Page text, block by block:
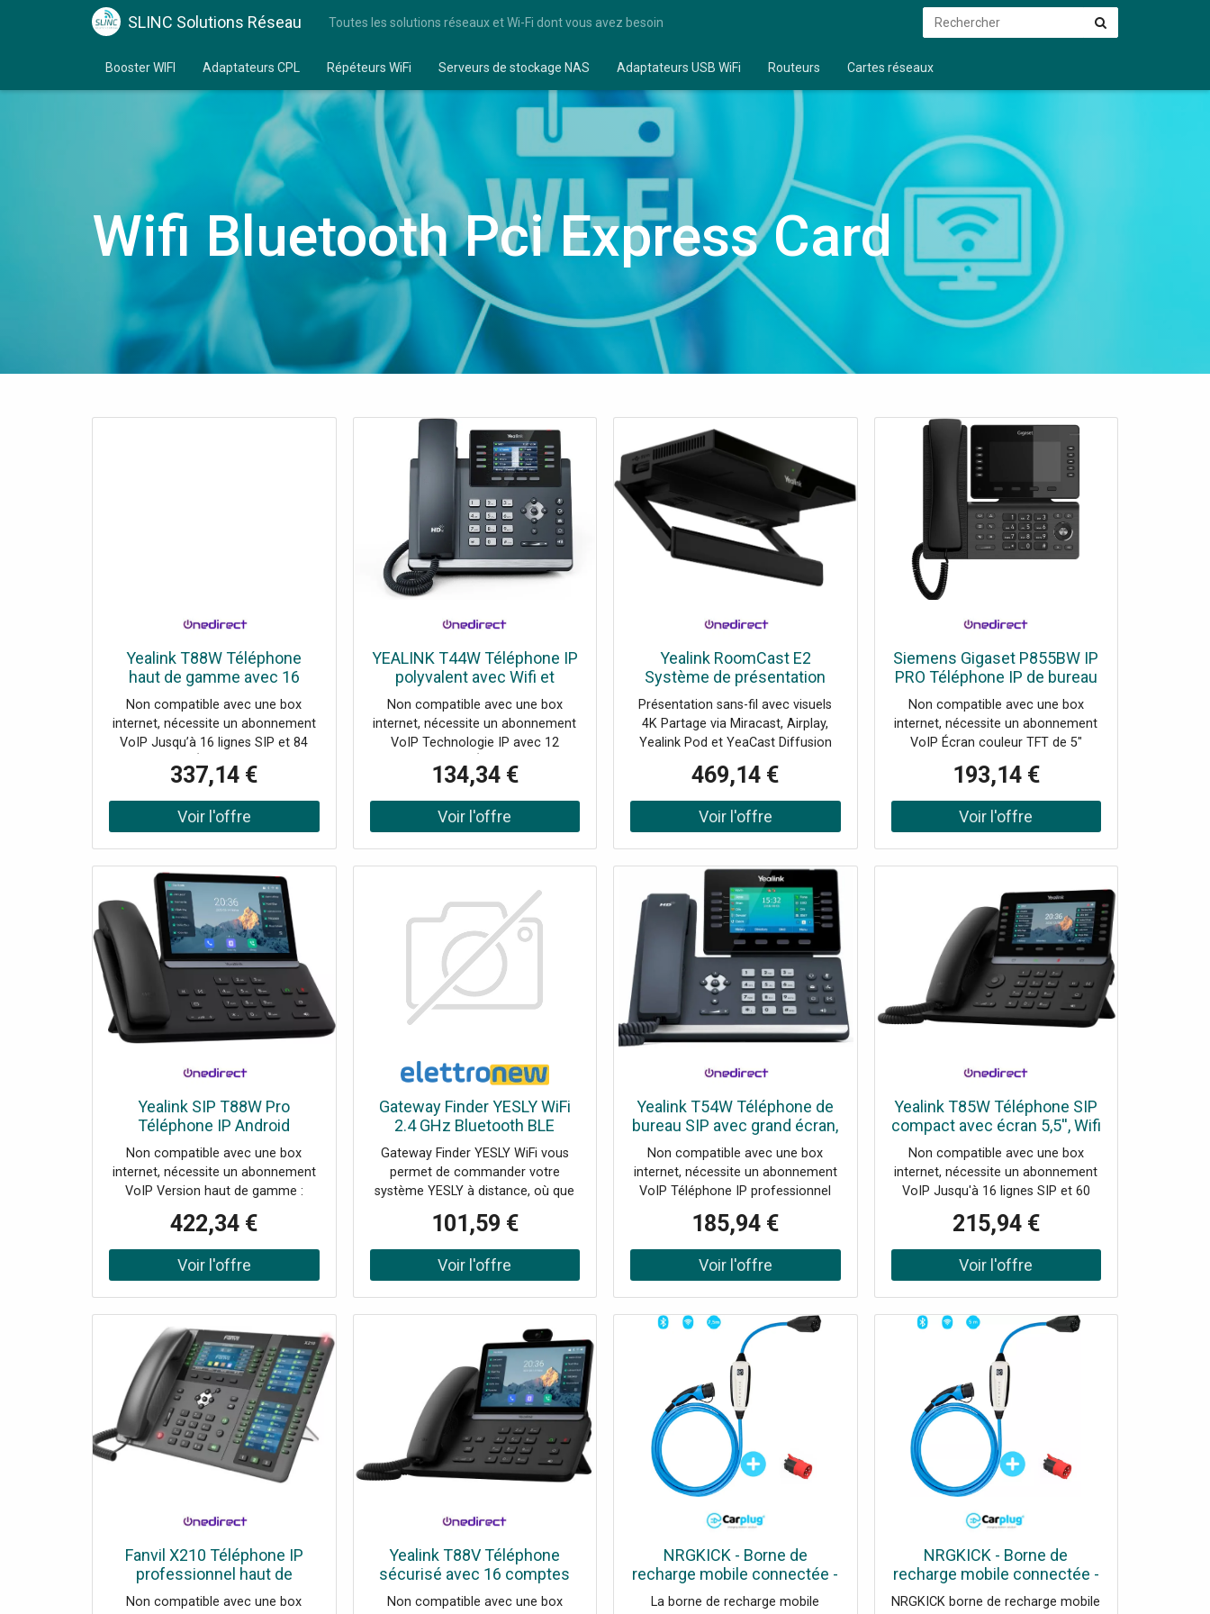
SLINC Solutions Réseau Toutes les solutions réseaux et Wi-Fi dont vous avez besoin Rechercher Rechercher
Booster WIFI Adaptateurs CPL Répéteurs WiFi Serveurs de stockage NAS Adaptateurs USB WiFi Routeurs Cartes réseaux
Wifi Bluetooth Pci Express Card
Yealink T88W Téléphone
haut de gamme avec 16
comptes SIP, Wifi 6,
Bluetooth et audio IA, pensé
pour la productivité et la
sécurité.
Non compatible avec une box
internet, nécessite un abonnement
VoIP Jusqu’à 16 lignes SIP et 84
7’’ (17,7cm) Haut-parleur 3W
Suppression de bruit par IA et
Acoustic Shield Conférences
locales jusqu’à 10 participants Wifi
intégrés Sécurité avancée : triple
anneau (appareil, réseau,
transmission) Design robuste et
antimicrobien : supporte l'usage
intensif
337,14 €
YEALINK T44W Téléphone IP
polyvalent avec Wifi et
Bluetooth pour des
communications
professionnelles toujours
claires.
Non compatible avec une box
internet, nécessite un abonnement
VoIP Technologie IP avec 12
rétroéclairé de 2,8'' Technologie de
Voix HD Optima pour des appels
clairs 2 ports Gigabit Ethernet
Bluetooth 4.2 : ajoutez un casque
modules d'extension
134,34 €
Yealink RoomCast E2
Système de présentation
sans-fil pour salles de
réunions modernes avec
connexions Bluetooth 5, Wifi
6 et multiples options de
Présentation sans-fil avec visuels
4K Partage via Miracast, Airplay,
Yealink Pod et YeaCast Diffusion
avec Windows, Mac, iOS, Android
Connexions sans-fil : Bluetooth 5 +
Wifi 6 Sécurité de niveau entreprise
: WPA3 et PIN Gestion à distance
Plateform Alimentation : PoE ou
adaptateur secteur
469,14 €
Siemens Gigaset P855BW IP
PRO Téléphone IP de bureau
avec, écran couleur
rabattable 5'' WiFi, Bluetooth,
audio HD, 10 touches de
fonction et double port USB.
Non compatible avec une box
internet, nécessite un abonnement
VoIP Écran couleur TFT de 5"
intégrée Bluetooth 5.2 10 touches
de fonction avec LED multicolores
Audio HD avec réduction du bruit 2
ports USB 2.0 Type A Jusqu’à 12
Compatible avec le module P800
KEY PRO
193,14 €
Yealink SIP T88W Pro
Téléphone IP Android
Téléphone IP haut de gamme
avec Android 13, écran tactile
7’’, combiné Bluetooth BTH88
inclus, Wifi
Non compatible avec une box
internet, nécessite un abonnement
VoIP Version haut de gamme :
10m Android 13 : plateforme
moderne avec fonctions de
sécurité Écran tactile 7’’ ajustable :
navigation rapide, productivité
comptes VoIP et conférence audio
10 participants Wifi bi-bande,
Bluetooth 5.0 et double port Gigabit
PoE : connectivité complète
422,34 €
Gateway Finder YESLY WiFi
2.4 GHz Bluetooth BLE
Radiofréquence 868 MHz
1YGU0051
Gateway Finder YESLY WiFi vous
permet de commander votre
système YESLY à distance, où que
lumières oubliées allumées ou de
volets ouverts. Il sera toujours
possible de contrôler l'état des
lumières, avec les caractéristiques
Alimentation : 5V – 1A (via micro
USB) Portée Bluetooth (YESLY) :
environ 10 m en champ libre Portée
RF 868 MHz (BLISS2) : environ 30
m en champ libre Contrôle vocal :
Compatible avec Google Assistant
et Amazon Alexa Contrôle à
distance : Via l'application Finder
101,59 €
Yealink T54W Téléphone de
bureau SIP avec grand écran,
16 comptes SIP, Bluetooth et
WiFi
Non compatible avec une box
internet, nécessite un abonnement
VoIP Téléphone IP professionnel
4,3” pour une navigation claire et
confortable au bureau Wi-Fi double
bande et Bluetooth intégrés pour
une connectivité flexible sans
audio Yealink Optima HD et
technologie Acoustic Shield pour
des conversations nettes et
professionnelles Jusqu’à 16
comptes SIP pour gérer
efficacement plusieurs lignes et flux
d’appels Port USB 2.0 pour casque
USB, enregistrement d’appels ou
module d’extension Ports Gigabit
Ethernet avec PoE pour une
installation rapide et une connexion
réseau haute performance
185,94 €
Yealink T85W Téléphone SIP
compact avec écran 5,5'', Wifi
6 et Bluetooth 5.0, pensé
pour la performance et la
durabilité.
Non compatible avec une box
internet, nécessite un abonnement
VoIP Jusqu'à 16 lignes SIP et 60
d'exploitation : Linux 6.1 Écran
couleur 5,5’’ (960 × 480px) Audio
HD optimisé par IA et technologie
Acoustic Shield Conférences
6 double bande et Bluetooth 5.0
intégrés Ports Gigabit Ethernet,
USB-A et USB-C Sécurité 3 niveaux
: appareil, réseau, transmission
Durable : matériaux antimicrobiens
+ emballages écologiques
215,94 €
Fanvil X210 Téléphone IP
professionnel haut de
gamme, 20 lignes SIP avec
Non compatible avec une box
Yealink T88V Téléphone
sécurisé avec 16 comptes
SIP, caméra HD, Wifi 6,
Non compatible avec une box
NRGKICK - Borne de
recharge mobile connectée -
7,5m - Type 2 - 2,3 à 22kW -
La borne de recharge mobile
NRGKICK - Borne de
recharge mobile connectée -
5m - Type 2 - 2,3 à 22kW -
NRGKICK borne de recharge mobile